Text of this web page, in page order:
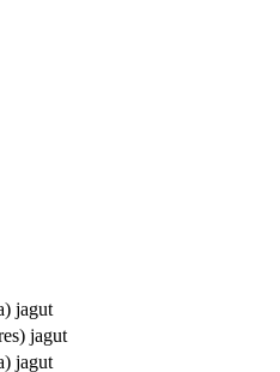
jagut
jagut
jagut